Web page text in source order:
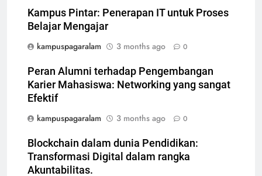
Kampus Pintar: Penerapan IT untuk Proses
Belajar Mengajar
kampuspagaralam
3 months ago 0
Peran Alumni terhadap Pengembangan
Karier Mahasiswa: Networking yang sangat
Efektif
kampuspagaralam
3 months ago 0
Blockchain dalam dunia Pendidikan:
Transformasi Digital dalam rangka
Akuntabilitas.